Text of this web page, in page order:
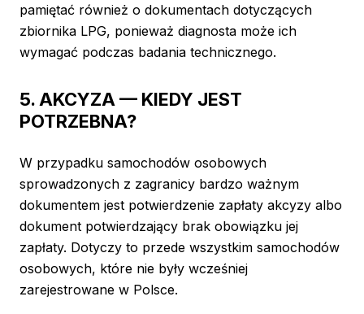
pamiętać również o dokumentach dotyczących
zbiornika LPG, ponieważ diagnosta może ich
wymagać podczas badania technicznego.
5. AKCYZA — KIEDY JEST
POTRZEBNA?
W przypadku samochodów osobowych
sprowadzonych z zagranicy bardzo ważnym
dokumentem jest potwierdzenie zapłaty akcyzy albo
dokument potwierdzający brak obowiązku jej
zapłaty. Dotyczy to przede wszystkim samochodów
osobowych, które nie były wcześniej
zarejestrowane w Polsce.